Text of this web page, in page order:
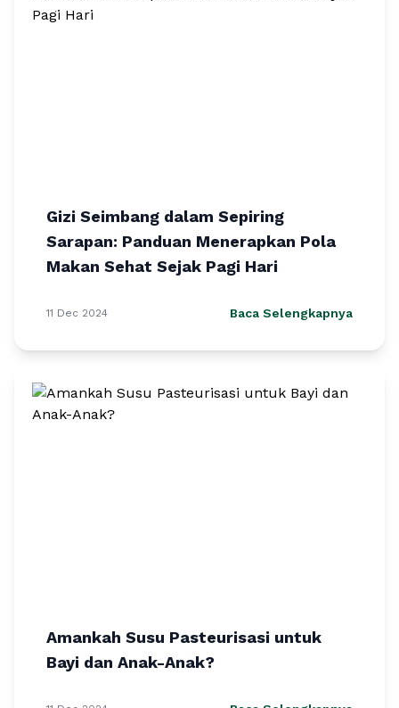
Gizi Seimbang dalam Sepiring
Sarapan: Panduan Menerapkan Pola
Makan Sehat Sejak Pagi Hari
11 Dec 2024 Baca Selengkapnya
Amankah Susu Pasteurisasi untuk
Bayi dan Anak-Anak?